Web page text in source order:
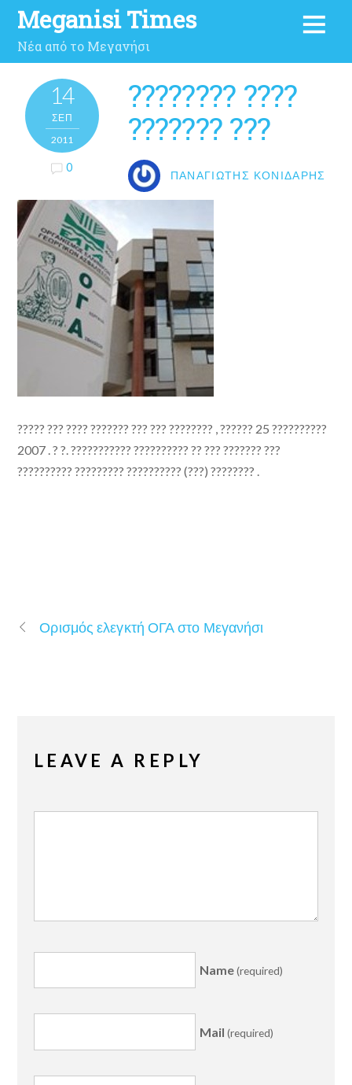
Meganisi Times
Νέα από το Μεγανήσι
14
ΣΕΠ
2011
0
???????? ????
??????? ???
ΠΑΝΑΓΙΏΤΗΣ ΚΟΝΙΔΆΡΗΣ
????? ??? ???? ??????? ??? ??? ???????? , ?????? 25 ??????????
2007 . ? ?. ??????????? ?????????? ?? ??? ??????? ???
?????????? ????????? ?????????? (???) ???????? .
Ορισμός ελεγκτή ΟΓΑ στο Μεγανήσι
LEAVE A REPLY
Name(required)
Mail (required)